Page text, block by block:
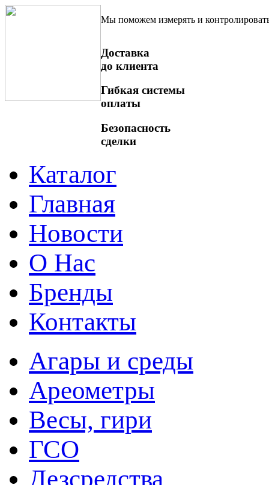
Мы поможем измерять и
Доставка
до клиента
Гибкая системы
оплаты
Безопасность
сделки
Каталог
Главная
Новости
О Нас
Бренды
Контакты
Агары и среды
Ареометры
Весы, гири
ГСО
Дезсредства